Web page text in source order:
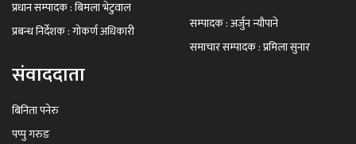
प्रधान सम्पादक : बिमला भेटुवाल
प्रबन्ध निर्देशक : गोकर्ण अधिकारी
सम्पादक : अर्जुन न्यौपाने
समाचार सम्पादक : प्रमिला सुनार
संवाददाता
बिनिता पनेरु
पप्पु गरुङ